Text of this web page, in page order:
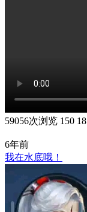
59056次浏览 150 18
6年前
我在水底哦！